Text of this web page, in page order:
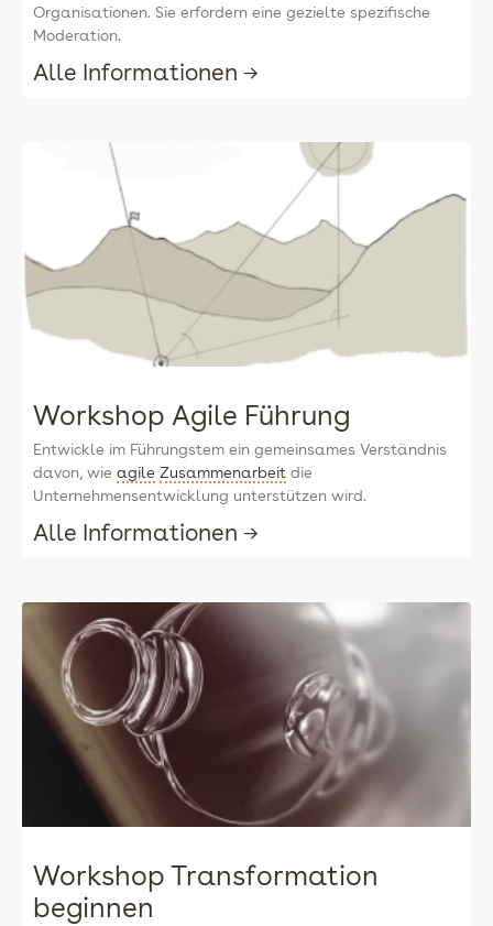
Organisationen. Sie erfordern eine gezielte spezifische
Moderation.
Alle Informationen →
Workshop Agile Führung
Entwickle im Führungstem ein gemeinsames Verständnis
davon, wie agile Zusammenarbeit die
Unternehmensentwicklung unterstützen wird.
Alle Informationen →
Workshop Transformation
beginnen